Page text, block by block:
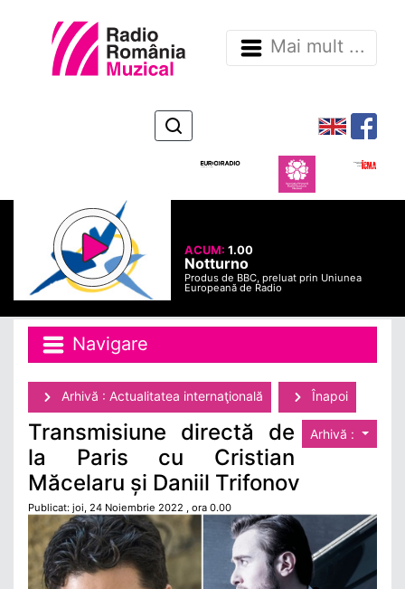
Mai mult ...
ACUM:1.00
Notturno
Produs de BBC, preluat prin Uniunea
Europeană de Radio
Navigare
Arhivă : Actualitatea internaţională Înapoi
Arhivă :
Transmisiune directă de
la Paris cu Cristian
Măcelaru și Daniil Trifonov
Publicat: joi, 24 Noiembrie 2022 , ora 0.00